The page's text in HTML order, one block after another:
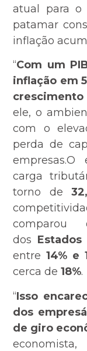
atual para o
patamar
inflação
“Com um
inflação em
ele, o
com o
perda de
carga
torno de
dos Estados
entre14% e
cerca de18%.
“Isso
dos
de giro